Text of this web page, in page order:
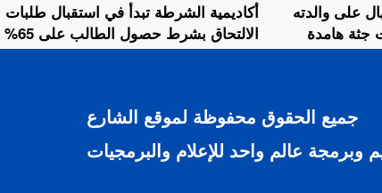
أكاديمية الشرطة تبدأ في استقبال طلبات
الالتحاق بشرط حصول الطالب على 65%
على والدته
هامدة
جميع الحقوق محفوظة لموقع الشارع
وبرمجة عالم واحد للإعلام والبرمجيات